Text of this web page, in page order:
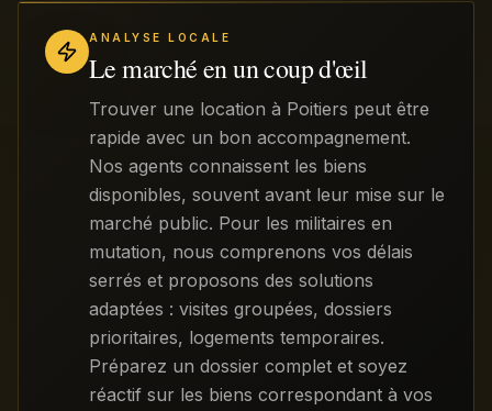
ANALYSE LOCALE
Le marché en un coup d'œil
Trouver une location à Poitiers peut être
rapide avec un bon accompagnement.
Nos agents connaissent les biens
disponibles, souvent avant leur mise sur le
marché public. Pour les militaires en
mutation, nous comprenons vos délais
serrés et proposons des solutions
adaptées : visites groupées, dossiers
prioritaires, logements temporaires.
Préparez un dossier complet et soyez
réactif sur les biens correspondant à vos